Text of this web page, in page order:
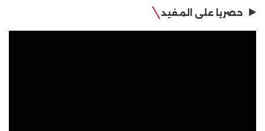
حصريا على المفيد